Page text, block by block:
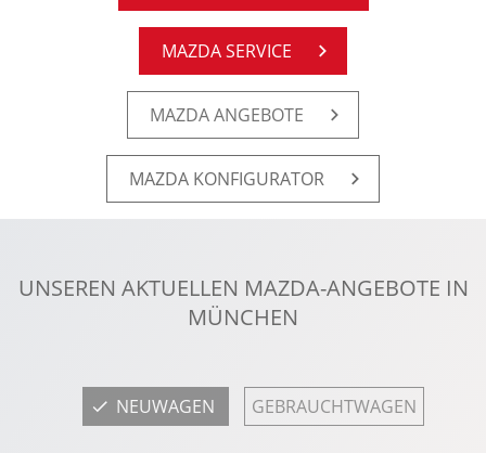
MAZDA SER­VICE
MAZDA AN­GE­BO­TE
MAZDA KON­FI­GU­RA­TOR
UNSEREN AKTUELLEN MAZDA-ANGEBOTE IN
MÜNCHEN
NEUWAGEN GEBRAUCHTWAGEN